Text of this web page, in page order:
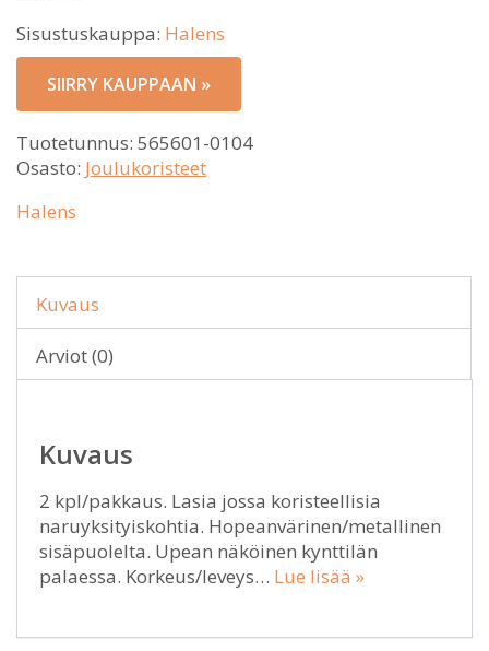
Sisustuskauppa: Halens
SIIRRY KAUPPAAN »
Tuotetunnus: 565601-0104
Osasto: Joulukoristeet
Halens
Kuvaus
Arviot (0)
Kuvaus
2 kpl/pakkaus. Lasia jossa koristeellisia
naruyksityiskohtia. Hopeanvärinen/metallinen
sisäpuolelta. Upean näköinen kynttilän
palaessa. Korkeus/leveys… Lue lisää »